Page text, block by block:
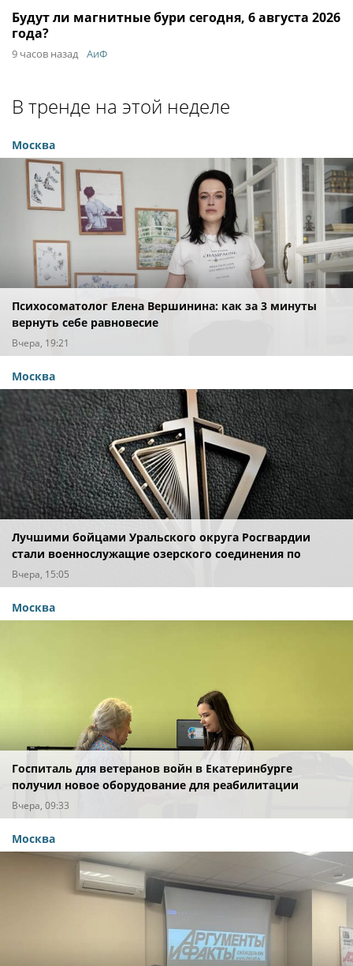
Будут ли магнитные бури сегодня, 6 августа 2026
года?
9 часов назад АиФ
В тренде на этой неделе
Москва
Психосоматолог Елена Вершинина: как за 3 минуты
вернуть себе равновесие
Вчера, 19:21
Москва
Лучшими бойцами Уральского округа Росгвардии
стали военнослужащие озерского соединения по
охране важных государственных объектов
Вчера, 15:05
Москва
Госпиталь для ветеранов войн в Екатеринбурге
получил новое оборудование для реабилитации
Вчера, 09:33
Москва